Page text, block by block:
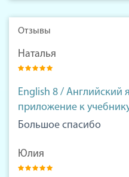
Отзывы
Наталья
English 8 / Английский
приложение к
Большое спасибо
Юлия